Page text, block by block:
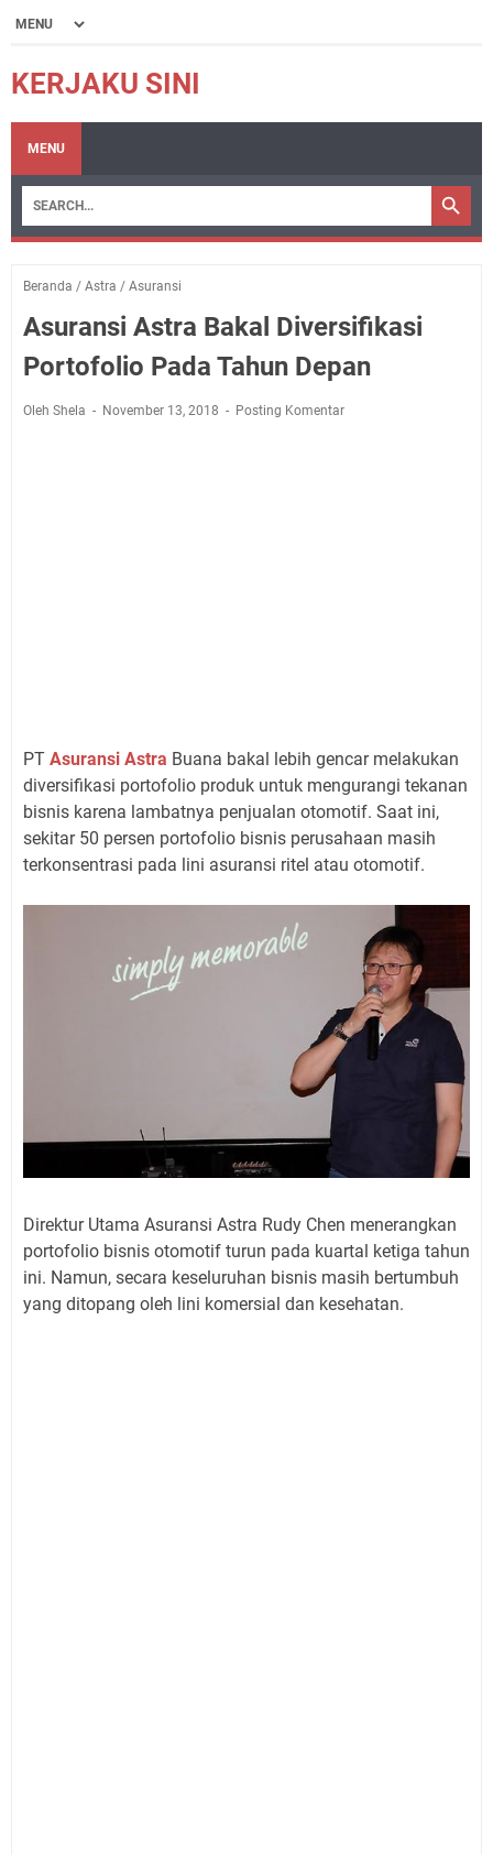
KERJAKU SINI
MENU
Beranda / Astra / Asuransi
Asuransi Astra Bakal Diversifikasi
Portofolio Pada Tahun Depan
Oleh Shela November 13, 2018 Posting Komentar
PT Asuransi Astra Buana bakal lebih gencar melakukan
diversifikasi portofolio produk untuk mengurangi tekanan
bisnis karena lambatnya penjualan otomotif. Saat ini,
sekitar 50 persen portofolio bisnis perusahaan masih
terkonsentrasi pada lini asuransi ritel atau otomotif.
Direktur Utama Asuransi Astra Rudy Chen menerangkan
portofolio bisnis otomotif turun pada kuartal ketiga tahun
ini. Namun, secara keseluruhan bisnis masih bertumbuh
yang ditopang oleh lini komersial dan kesehatan.